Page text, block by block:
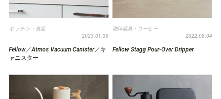
キッチン・食品
2023.01.30
Fellow／Atmos Vacuum Canister／キ
ャニスター
珈琲器具・コーヒー
2022.08.04
Fellow Stagg Pour-Over Dripper